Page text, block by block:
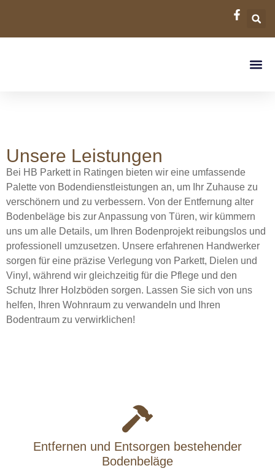
Unsere Leistungen
Bei HB Parkett in Ratingen bieten wir eine umfassende
Palette von Bodendienstleistungen an, um Ihr Zuhause zu
verschönern und zu verbessern. Von der Entfernung alter
Bodenbeläge bis zur Anpassung von Türen, wir kümmern
uns um alle Details, um Ihren Bodenprojekt reibungslos und
professionell umzusetzen. Unsere erfahrenen Handwerker
sorgen für eine präzise Verlegung von Parkett, Dielen und
Vinyl, während wir gleichzeitig für die Pflege und den
Schutz Ihrer Holzböden sorgen. Lassen Sie sich von uns
helfen, Ihren Wohnraum zu verwandeln und Ihren
Bodentraum zu verwirklichen!
Entfernen und Entsorgen bestehender
Bodenbeläge